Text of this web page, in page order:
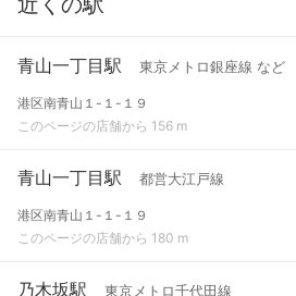
青山一丁目駅 東京メトロ銀座線 など
港区南青山１-１-１９
このページの店舗から 156 m
青山一丁目駅 都営大江戸線
港区南青山１-１-１９
このページの店舗から 180 m
乃木坂駅 東京メトロ千代田線